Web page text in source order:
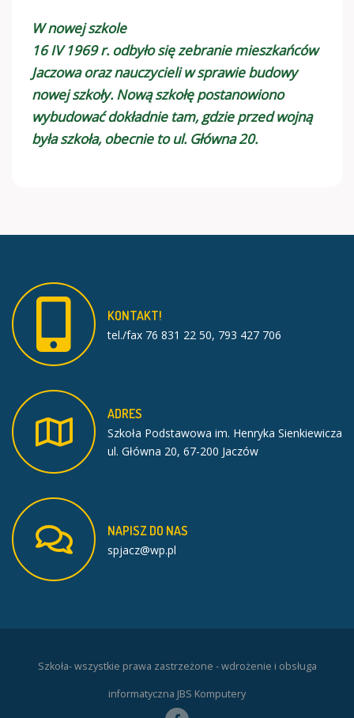
W nowej szkole
16 IV 1969 r. odbyło się zebranie mieszkańców
Jaczowa oraz nauczycieli w sprawie budowy
nowej szkoły. Nową szkołę postanowiono
wybudować dokładnie tam, gdzie przed wojną
była szkoła, obecnie to ul. Główna 20.
KONTAKT!
tel./fax 76 831 22 50, 793 427 706
ADRES
Szkoła Podstawowa im. Henryka Sienkiewicza
ul. Główna 20, 67-200 Jaczów
NAPISZDO NAS
spjacz@wp.pl
Szkoła- wszystkie prawa zastrzeżone - wdrożenie i obsługa
informatyczna JBS Komputery